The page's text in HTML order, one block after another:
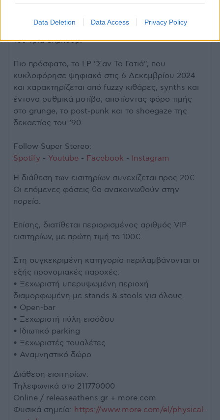
Data Deletion Data Access Privacy Policy
γκρουπ έχει συνεργαστεί με σπουδαία ονόματα,
όπως ο Γιάννης Χαρούλης, ο Γιάννης Αγγελάκας
και ο Παύλος Παυλίδης, και έχει στο ενεργητικό
του τρία άλμπουμ.
Πιο πρόσφατο, το LP "Σαν Τα Γατιά", που
κυκλοφόρησε ψηφιακά στις 6 Δεκεμβρίου 2024
και χαρακτηρίζεται από fuzzy κιθάρες, synths και
έντονα ρυθμικά μοτίβα, αποτίοντας φόρο τιμής
στο grunge, το post-punk και το shoegaze της
δεκαετίας του ’90.
Follow Super Stereo:
Spotify - Youtube - Facebook - Instagram
Η διάθεση των εισιτηρίων συνεχίζεται προς 20€.
Οι επόμενες φάσεις θα ανακοινωθούν στην
πορεία.
Επίσης, διατίθεται περιορισμένος αριθμός VIP
εισιτηρίων, με πρώτη τιμή τα 100€.
Στη συγκεκριμένη κατηγορία περιλαμβάνονται οι
εξής προνομιακές παροχές:
• Ξεχωριστή υπερυψωμένη περιοχή
διαμορφωμένη με stands & stools για όλους
• Open-bar
• Ξεχωριστή πύλη εισόδου
• Ιδιωτικό parking
• Ξεχωριστές τουαλέτες
• Αναμνηστικό δώρο
Διάθεση εισιτηρίων:
Τηλεφωνικά στο 211770000
Online / releaseathens.gr + more.com
Φυσικά σημεία: https://www.more.com/el/physical-